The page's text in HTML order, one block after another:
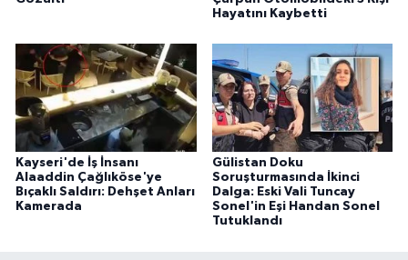
Hayatını Kaybetti
Kayseri'de İş İnsanı
Alaaddin Çağlıköse'ye
Bıçaklı Saldırı: Dehşet Anları
Kamerada
Gülistan Doku
Soruşturmasında İkinci
Dalga: Eski Vali Tuncay
Sonel'in Eşi Handan Sonel
Tutuklandı